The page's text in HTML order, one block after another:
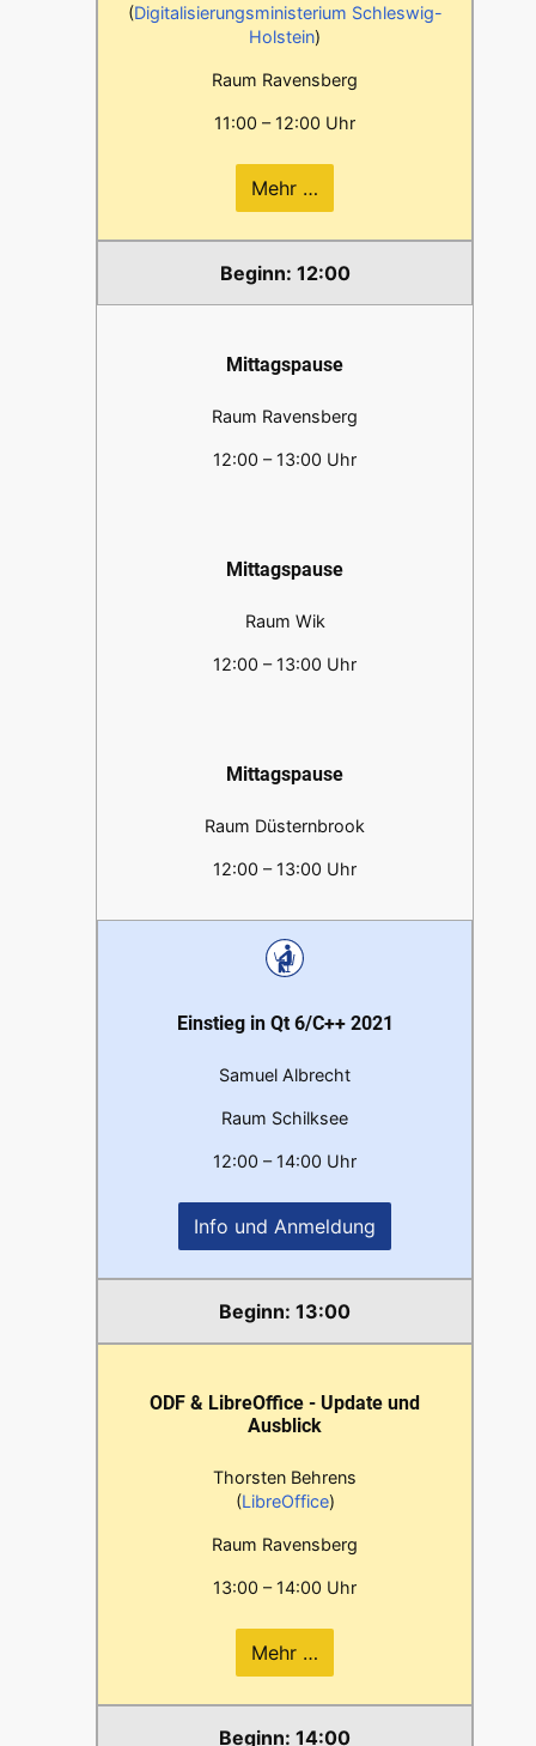
(Digitalisierungsministerium Schleswig-
Holstein)
Raum Ravensberg
11:00 – 12:00 Uhr
Mehr …
12:00
Mittagspause
Raum Ravensberg
12:00 – 13:00 Uhr
Mittagspause
Raum Wik
12:00 – 13:00 Uhr
Mittagspause
Raum Düsternbrook
12:00 – 13:00 Uhr
Einstieg in Qt 6/C++ 2021
Samuel Albrecht
Raum Schilksee
12:00 – 14:00 Uhr
Info und Anmeldung
13:00
ODF & LibreOffice - Update und
Ausblick
Thorsten Behrens
(LibreOffice)
Raum Ravensberg
13:00 – 14:00 Uhr
Mehr …
14:00